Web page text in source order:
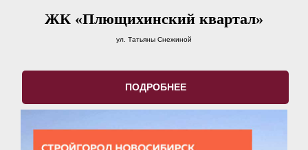
ЖК «Плющихинский квартал»
ул. Татьяны Снежиной
ПОДРОБНЕЕ